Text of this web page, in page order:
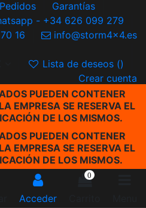
Pedidos
Garantías
- +34 626 099 279
16
info@storm4x4.es
Lista de deseos ()
Crear cuenta
PUEDEN CONTENER
EMPRESA SE RESERVA EL
DE LOS MISMOS.
PUEDEN CONTENER
EMPRESA SE RESERVA EL
DE LOS MISMOS.
Acceder
0